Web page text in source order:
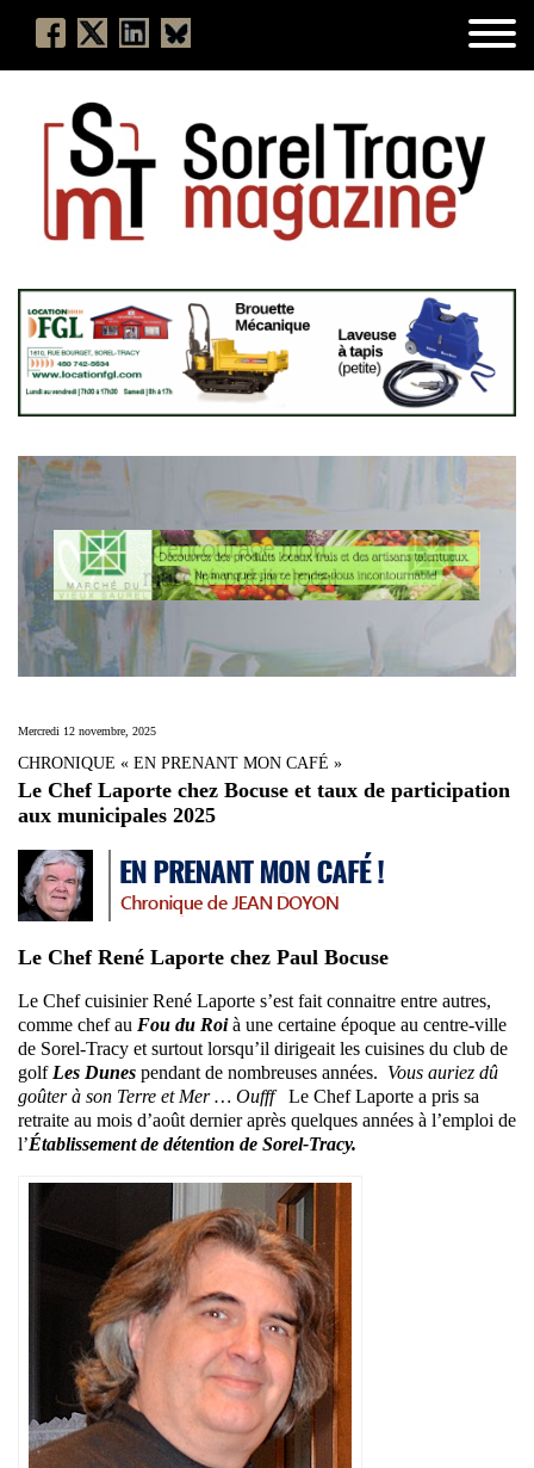
Mercredi 12 novembre, 2025
CHRONIQUE « EN PRENANT MON CAFÉ »
Le Chef Laporte chez Bocuse et taux de participation
aux municipales 2025
Le Chef René Laporte chez Paul Bocuse
Le Chef cuisinier René Laporte s’est fait connaitre entre autres,
comme chef au Fou du Roià une certaine époque au centre-ville
de Sorel-Tracy et surtout lorsqu’il dirigeait les cuisines du club de
golfLes Dunes pendant de nombreuses années. Vous auriez dû
goûter à son Terre et Mer … Oufff Le Chef Laporte a pris sa
retraite au mois d’août dernier après quelques années à l’emploi de
l’Établissement de détention de Sorel-Tracy.